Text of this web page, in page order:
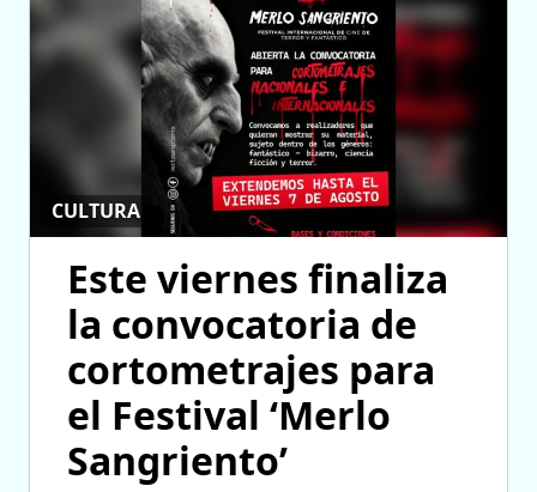
CULTURA
Este viernes finaliza
la convocatoria de
cortometrajes para
el Festival ‘Merlo
Sangriento’